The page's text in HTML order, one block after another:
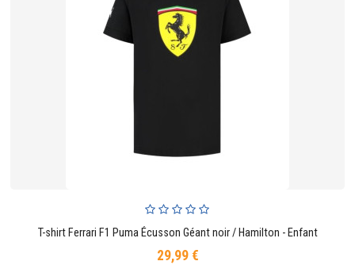
T-shirt Ferrari F1 Puma Écusson Géant noir / Hamilton - Enfant
29,99 €Prix